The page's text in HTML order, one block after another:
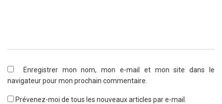
Enregistrer mon nom, mon e-mail et mon site dans le
navigateur pour mon prochain commentaire.
Prévenez-moi de tous les nouveaux articles par e-mail.